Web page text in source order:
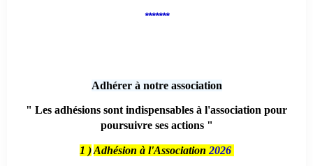
*******
Adhérer à notre association
" Les adhésions sont indispensables à l'association pour
poursuivre ses actions "
1 ) Adhésion à l'Association 2026